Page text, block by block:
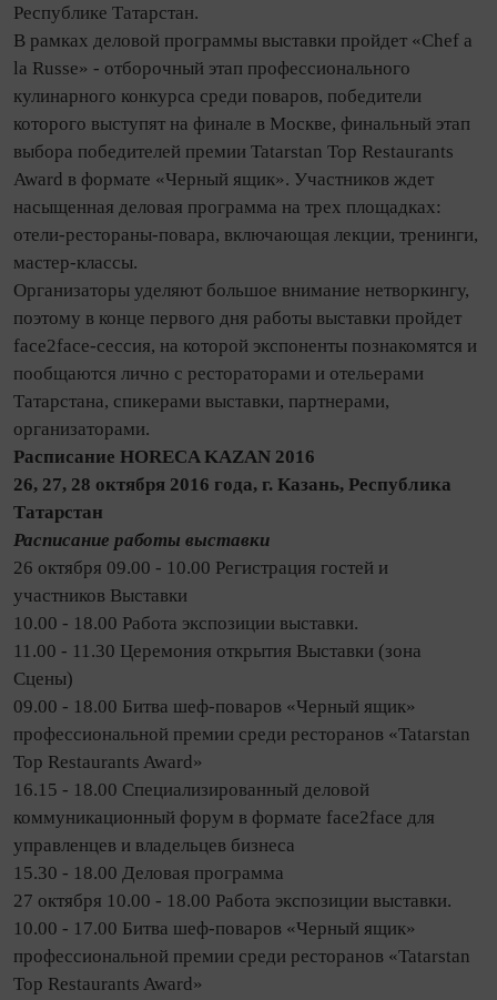
Республике Татарстан.
В рамках деловой программы выставки пройдет «Chef a
la Russe» - отборочный этап профессионального
кулинарного конкурса среди поваров, победители
которого выступят на финале в Москве, финальный этап
выбора победителей премии Tatarstan Top Restaurants
Award в формате «Черный ящик». Участников ждет
насыщенная деловая программа на трех площадках:
отели-рестораны-повара, включающая лекции, тренинги,
мастер-классы.
Организаторы уделяют большое внимание нетворкингу,
поэтому в конце первого дня работы выставки пройдет
face2face-сессия, на которой экспоненты познакомятся и
пообщаются лично с рестораторами и отельерами
Татарстана, спикерами выставки, партнерами,
организаторами.
Расписание HORECA KAZAN 2016
26, 27, 28 октября 2016 года, г. Казань, Республика
Татарстан
Расписание работы выставки
26 октября 09.00 - 10.00 Регистрация гостей и
участников Выставки
10.00 - 18.00 Работа экспозиции выставки.
11.00 - 11.30 Церемония открытия Выставки (зона
Сцены)
09.00 - 18.00 Битва шеф-поваров «Черный ящик»
профессиональной премии среди ресторанов «Tatarstan
Top Restaurants Award»
16.15 - 18.00 Специализированный деловой
коммуникационный форум в формате face2face для
управленцев и владельцев бизнеса
15.30 - 18.00 Деловая программа
27 октября 10.00 - 18.00 Работа экспозиции выставки.
10.00 - 17.00 Битва шеф-поваров «Черный ящик»
профессиональной премии среди ресторанов «Tatarstan
Top Restaurants Award»